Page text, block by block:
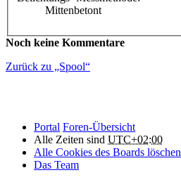
Mittenbetont
Noch keine Kommentare
Zurück zu „Spool“
Portal Foren-Übersicht
Alle Zeiten sind UTC+02:00
Alle Cookies des Boards löschen
Das Team